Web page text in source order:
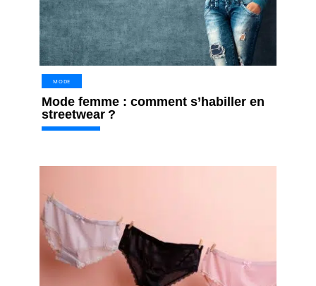
MODE
Mode femme : comment s’habiller en
streetwear ?